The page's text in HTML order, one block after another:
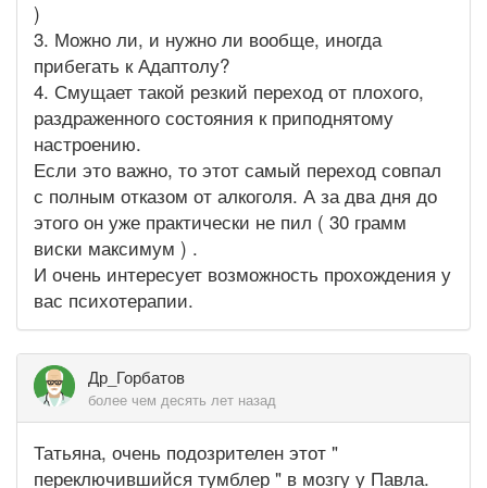
)
3. Можно ли, и нужно ли вообще, иногда
прибегать к Адаптолу?
4. Смущает такой резкий переход от плохого,
раздраженного состояния к приподнятому
настроению.
Если это важно, то этот самый переход совпал
с полным отказом от алкоголя. А за два дня до
этого он уже практически не пил ( 30 грамм
виски максимум ) .
И очень интересует возможность прохождения у
вас психотерапии.
Др_Горбатов
более чем десять лет назад
Татьяна, очень подозрителен этот "
переключившийся тумблер " в мозгу у Павла.